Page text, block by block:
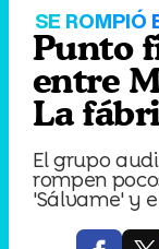
SE ROMPIÓ
Punto
entre
La
El grupo
rompen
'Sálvame' y